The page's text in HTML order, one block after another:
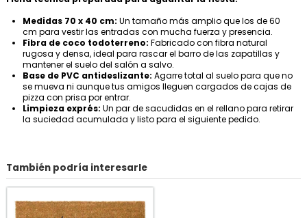
Medidas 70 x 40 cm: Un tamaño más amplio que los de 60
cm para vestir las entradas con mucha fuerza y presencia.
Fibra de coco todoterreno: Fabricado con fibra natural
rugosa y densa, ideal para rascar el barro de las zapatillas y
mantener el suelo del salón a salvo.
Base de PVC antideslizante: Agarre total al suelo para que no
se mueva ni aunque tus amigos lleguen cargados de cajas de
pizza con prisa por entrar.
Limpieza exprés: Un par de sacudidas en el rellano para retirar
la suciedad acumulada y listo para el siguiente pedido.
También podría interesarle